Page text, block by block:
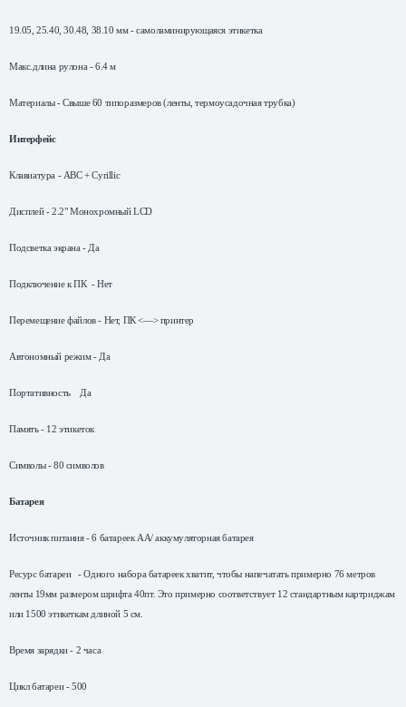
19.05, 25.40, 30.48, 38.10 мм- самоламинирующаяся этикетка
Макс.длина рулона -6.4 м
Материалы - Свыше 60 типоразмеров (ленты, термоусадочная трубка)
Интерфейс
Клавиатура - ABC + Cyrillic
Дисплей - 2.2" Монохромный LCD
Подсветка экрана - Да
Подключение к ПК - Нет
Перемещение файлов - Нет, ПК <—> принтер
Автономный режим - Да
Портативность Да
Память - 12 этикеток
Символы - 80 символов
Батарея
Источник питания - 6 батареек АА/ аккумуляторная батарея
Ресурс батареи - Одного набора батареек хватит, чтобы напечатать примерно 76 метров
ленты 19мм размером шрифта 40пт. Это примерно соответствует 12 стандартным картриджам
или 1500 этикеткам длиной 5 см
Время зарядки - 2 часа
Цикл батареи - 500